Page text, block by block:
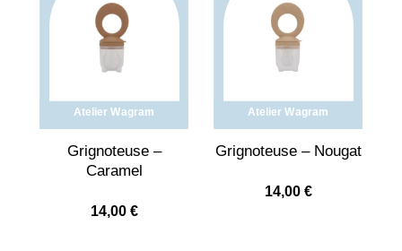
Atelier Wagram
Grignoteuse –
Caramel
14,00 €
Atelier Wagram
Grignoteuse – Nougat
14,00 €